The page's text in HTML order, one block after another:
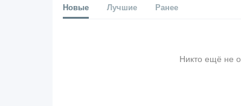
Новые Лучшие Ранее
Никто ещё не